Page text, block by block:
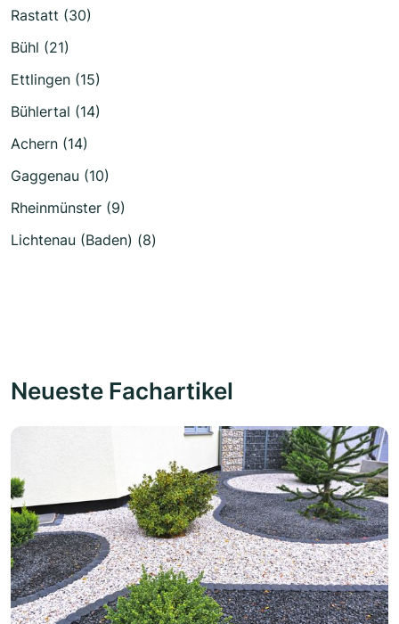
Rastatt (30)
Bühl (21)
Ettlingen (15)
Bühlertal (14)
Achern (14)
Gaggenau (10)
Rheinmünster (9)
Lichtenau (Baden) (8)
Neueste Fachartikel